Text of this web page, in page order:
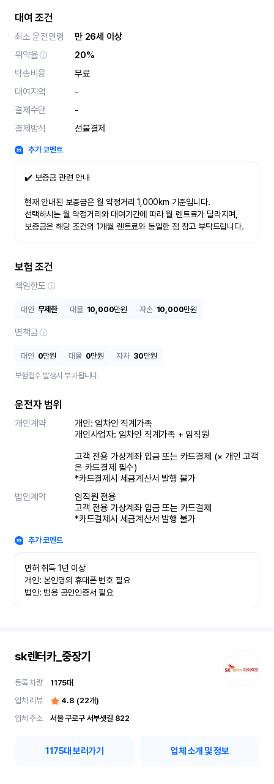
대여 조건
최소 운전연령
만 26세 이상
위약율
20%
탁송비용
무료
대여지역
-
결제수단
-
결제방식
선불결제
추가 코멘트
✔️ 보증금 관련 안내
현재 안내된 보증금은 월 약정거리 1,000km 기준입니다.
선택하시는 월 약정거리와 대여기간에 따라 월 렌트료가 달라지며,
보증금은 해당 조건의 1개월 렌트료와 동일한 점 참고 부탁드립니다.
보험 조건
책임한도
대인 무제한 대물 10,000만원 자손 10,000만원
면책금
대인 0만원 대물 0만원 자차 30만원
보험접수 발생시 부과됩니다.
운전자 범위
개인계약
개인: 임차인 직계가족
개인사업자: 임차인 직계가족 + 임직원
고객 전용 가상계좌 입금 또는 카드결제 (※ 개인 고객
은 카드결제 필수)
*카드결제시 세금계산서 발행 불가
법인계약
임직원 전용
고객 전용 가상계좌 입금 또는 카드결제
*카드결제시 세금계산서 발행 불가
추가 코멘트
면허 취득 1년 이상
개인: 본인명의 휴대폰 번호 필요
법인: 범용 공인인증서 필요
sk렌터카_중장기
등록 차량 1175대
업체 리뷰
4.8 (22개)
업체 주소
서울 구로구 서부샛길 822
1175대 보러가기 업체 소개 및 정보